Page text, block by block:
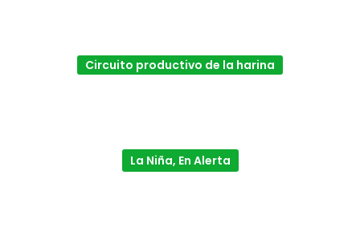
Circuito productivo de la harina
La Niña, En Alerta